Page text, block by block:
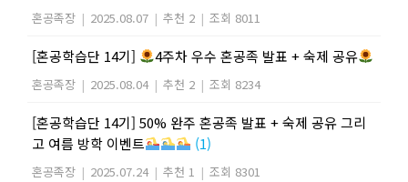
혼공족장 | 2025.08.07 | 추천 2 | 조회 8011
[혼공학습단 14기] 4주차 우수 혼공족 발표 + 숙제 공유
혼공족장 | 2025.08.04 | 추천 2 | 조회 8234
[혼공학습단 14기] 50% 완주 혼공족 발표 + 숙제 공유 그리
고 여름 방학 이벤트
(1)
혼공족장 | 2025.07.24 | 추천 1 | 조회 8301